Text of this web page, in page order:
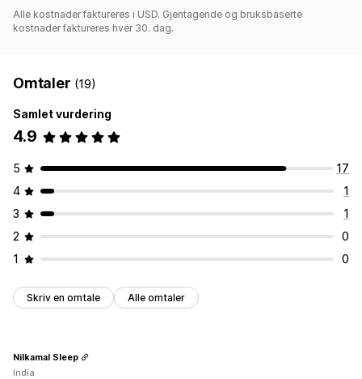
Alle kostnader faktureres i USD. Gjentagende og bruksbaserte
kostnader faktureres hver 30. dag.
Omtaler (19)
Samlet vurdering
4.9
5
17
4
1
3
1
2
0
1
0
Skriv en omtale Alle omtaler
Nilkamal Sleep
India